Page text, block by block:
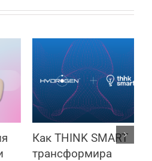
Как THINK SMART
трансформира